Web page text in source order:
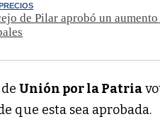
de Pilar aprobó un
deUnión por la Patria
que esta sea aprobada.